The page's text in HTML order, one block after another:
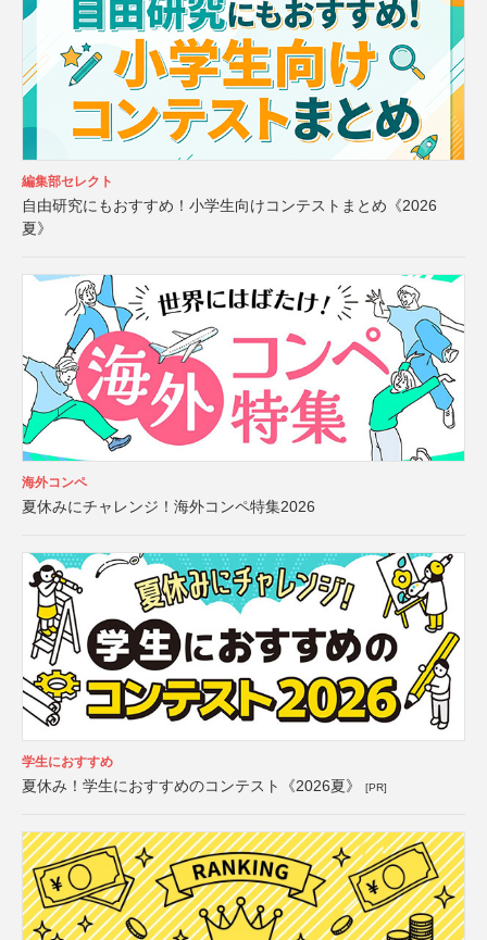
編集部セレクト
自由研究にもおすすめ！小学生向けコンテストまとめ《2026
夏》
海外コンペ
夏休みにチャレンジ！海外コンペ特集2026
学生におすすめ
夏休み！学生におすすめのコンテスト《2026夏》 [PR]